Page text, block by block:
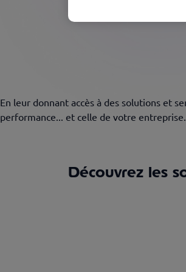
En leur donnant accès à des solutions et
performance... et celle de votre
Découvrez les